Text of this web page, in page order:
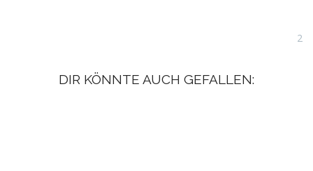
2
DIR KÖNNTE AUCH GEFALLEN: